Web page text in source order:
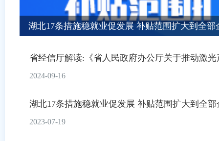
湖北17条措施稳就业促发展 补贴范围扩大到全部
省经信厅解读:《省人民政府办公厅关于推动激
2024-09-16
湖北17条措施稳就业促发展 补贴范围扩大到全部
2023-07-19